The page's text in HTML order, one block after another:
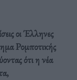
οι Έλληνες
Ρομποτικής
ότι η νέα